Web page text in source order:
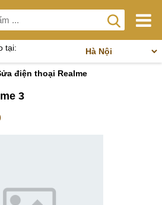
tại:
điện thoại Realme
3